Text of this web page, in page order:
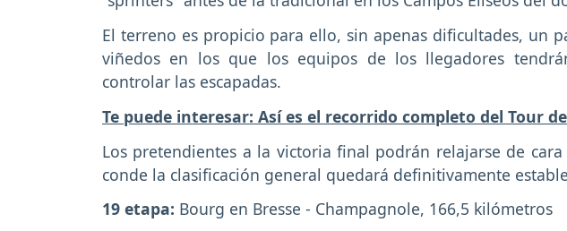
El terreno es propicio para ello, sin apenas dificultades, un
viñedos en los que los equipos de los llegadores
controlar las escapadas.
Te puede interesar: Así es el recorrido completo del Tour
Los pretendientes a la victoria final podrán relajarse de
conde la clasificación general quedará definitivamente
19 etapa: Bourg en Bresse - Champagnole, 166,5 kilómetros